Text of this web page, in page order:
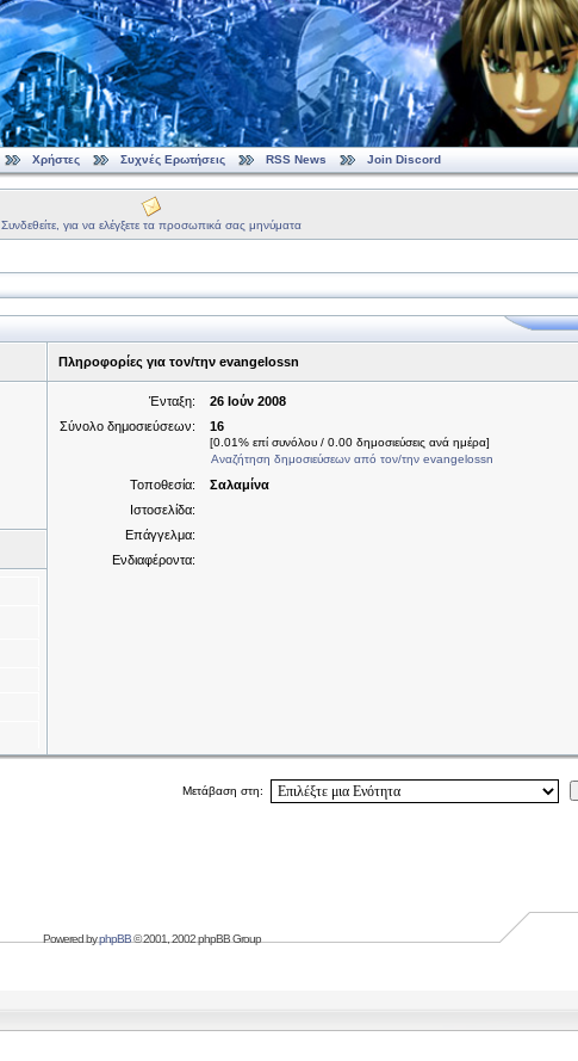
Χρήστες Συχνές Ερωτήσεις RSS News Join Discord
Συνδεθείτε, για να ελέγξετε τα προσωπικά σας μηνύματα
Πληροφορίες για τον/την evangelossn
Ένταξη:
26 Ιούν 2008
Σύνολο δημοσιεύσεων:
16
[0.01% επί συνόλου / 0.00 δημοσιεύσεις ανά ημέρα]
Αναζήτηση δημοσιεύσεων από τον/την evangelossn
Τοποθεσία:
Σαλαμίνα
Ιστοσελίδα:
Επάγγελμα:
Ενδιαφέροντα:
Μετάβαση στη:
Powered byphpBB© 2001, 2002 phpBB Group